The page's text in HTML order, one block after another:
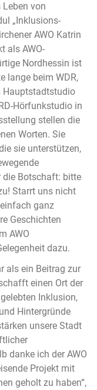
von
„Inklusions-
AWO Katrin
als AWO-
Nordhessin ist
lange beim WDR,
Hauptstadtstudio
Hörfunkstudio in
stellen die
Worten. Sie
sie unterstützen,
die Botschaft: bitte
Starrt uns nicht
ganz
Geschichten
AWO
dazu.
als ein Beitrag zur
einen Ort der
Inklusion,
Hintergründe
unsere Stadt
danke ich der AWO
Projekt mit
geholt zu haben“,